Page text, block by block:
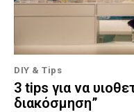
DIY & Tips
3 tips για να
διακόσμηση”